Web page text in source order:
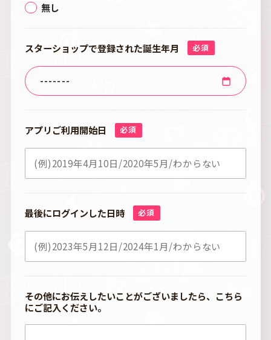
無し
スターショップで登録された誕生年月 必須
アプリご利用開始日 必須
最後にログインした日時 必須
その他にお伝えしたいことがございましたら、こちら
にご記入ください。